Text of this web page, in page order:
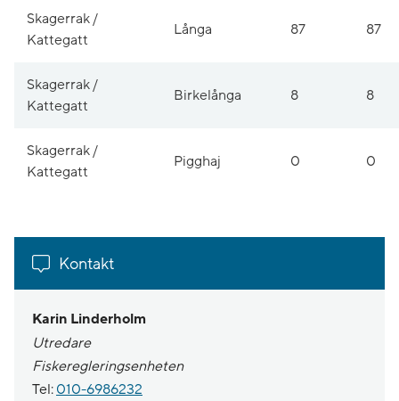
Skagerrak /
Kattegatt
Långa 87 87
Skagerrak /
Kattegatt
Birkelånga 8 8
Skagerrak /
Kattegatt
Pigghaj 0 0
Kontakt
Karin Linderholm
Utredare
Fiskeregleringsenheten
Tel: 010-6986232